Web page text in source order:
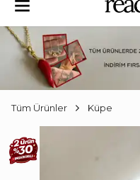
Tüm Ürünler Küpe